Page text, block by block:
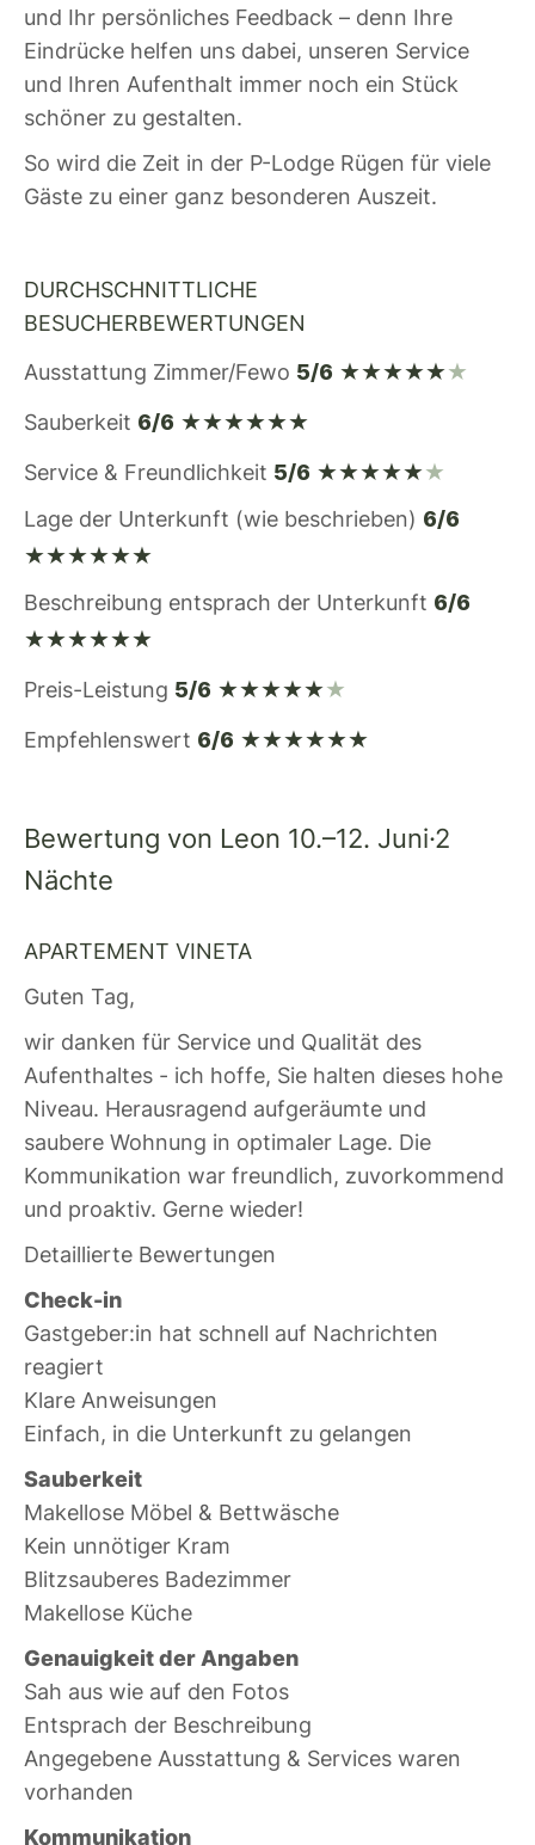
und Ihr persönliches Feedback – denn Ihre
Eindrücke helfen uns dabei, unseren Service
und Ihren Aufenthalt immer noch ein Stück
schöner zu gestalten.
So wird die Zeit in der P-Lodge Rügen für viele
Gäste zu einer ganz besonderen Auszeit.
DURCHSCHNITTLICHE
BESUCHERBEWERTUNGEN
Ausstattung Zimmer/Fewo 5/6 ★★★★★★
Sauberkeit 6/6 ★★★★★★
Service & Freundlichkeit 5/6 ★★★★★★
Lage der Unterkunft (wie beschrieben) 6/6
★★★★★★
Beschreibung entsprach der Unterkunft 6/6
★★★★★★
Preis-Leistung 5/6 ★★★★★★
Empfehlenswert 6/6 ★★★★★★
Bewertung von Leon 10.–12. Juni·2
Nächte
APARTEMENT VINETA
Guten Tag,
wir danken für Service und Qualität des
Aufenthaltes - ich hoffe, Sie halten dieses hohe
Niveau. Herausragend aufgeräumte und
saubere Wohnung in optimaler Lage. Die
Kommunikation war freundlich, zuvorkommend
und proaktiv. Gerne wieder!
Detaillierte Bewertungen
Check-in
Gastgeber:in hat schnell auf Nachrichten
reagiert
Klare Anweisungen
Einfach, in die Unterkunft zu gelangen
Sauberkeit
Makellose Möbel & Bettwäsche
Kein unnötiger Kram
Blitzsauberes Badezimmer
Makellose Küche
Genauigkeit der Angaben
Sah aus wie auf den Fotos
Entsprach der Beschreibung
Angegebene Ausstattung & Services waren
vorhanden
Kommunikation